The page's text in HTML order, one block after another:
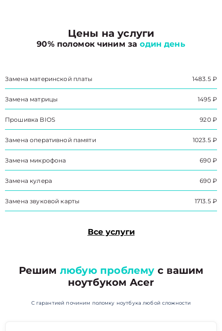
Цены на услуги
90% поломок чиним заодин день
Замена материнской платы 1483.5 ₽
Замена матрицы 1495 ₽
Прошивка BIOS 920 ₽
Замена оперативной памяти 1023.5 ₽
Замена микрофона 690 ₽
Замена кулера 690 ₽
Замена звуковой карты 1713.5 ₽
Все услуги
Решим любую проблему с вашим
ноутбуком Acer
С гарантией починим поломку ноутбука любой сложности